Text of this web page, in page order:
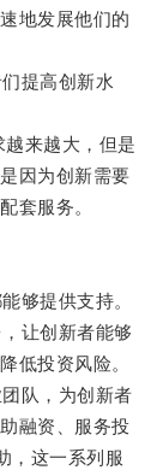
地发展他们的
提高创新水
来越大，但是
因为创新需要
套服务。
够提供支持。
让创新者能够
低投资风险。
队，为创新者
融资、服务投
，这一系列服